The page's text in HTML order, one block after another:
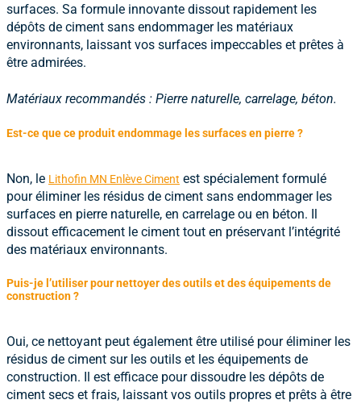
surfaces. Sa formule innovante dissout rapidement les
dépôts de ciment sans endommager les matériaux
environnants, laissant vos surfaces impeccables et prêtes à
être admirées.
Matériaux recommandés : Pierre naturelle, carrelage, béton.
Est-ce que ce produit endommage les surfaces en pierre ?
Non, le Lithofin MN Enlève Ciment est spécialement formulé
pour éliminer les résidus de ciment sans endommager les
surfaces en pierre naturelle, en carrelage ou en béton. Il
dissout efficacement le ciment tout en préservant l’intégrité
des matériaux environnants.
Puis-je l’utiliser pour nettoyer des outils et des équipements de
construction ?
Oui, ce nettoyant peut également être utilisé pour éliminer les
résidus de ciment sur les outils et les équipements de
construction. Il est efficace pour dissoudre les dépôts de
ciment secs et frais, laissant vos outils propres et prêts à être